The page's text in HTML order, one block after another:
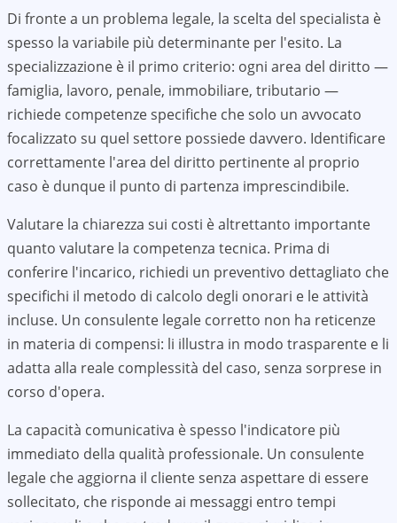
Di fronte a un problema legale, la scelta del specialista è
spesso la variabile più determinante per l'esito. La
specializzazione è il primo criterio: ogni area del diritto —
famiglia, lavoro, penale, immobiliare, tributario —
richiede competenze specifiche che solo un avvocato
focalizzato su quel settore possiede davvero. Identificare
correttamente l'area del diritto pertinente al proprio
caso è dunque il punto di partenza imprescindibile.
Valutare la chiarezza sui costi è altrettanto importante
quanto valutare la competenza tecnica. Prima di
conferire l'incarico, richiedi un preventivo dettagliato che
specifichi il metodo di calcolo degli onorari e le attività
incluse. Un consulente legale corretto non ha reticenze
in materia di compensi: li illustra in modo trasparente e li
adatta alla reale complessità del caso, senza sorprese in
corso d'opera.
La capacità comunicativa è spesso l'indicatore più
immediato della qualità professionale. Un consulente
legale che aggiorna il cliente senza aspettare di essere
sollecitato, che risponde ai messaggi entro tempi